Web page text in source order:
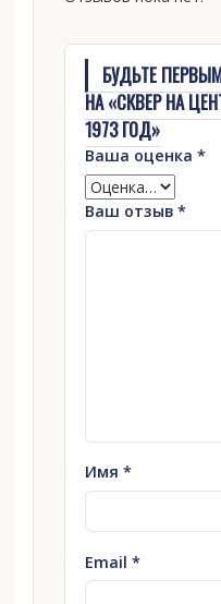
БУДЬТЕ
НА «СКВЕР НА
1973 ГОД»
Ваша оценка *
Ваш отзыв *
Имя *
Email *